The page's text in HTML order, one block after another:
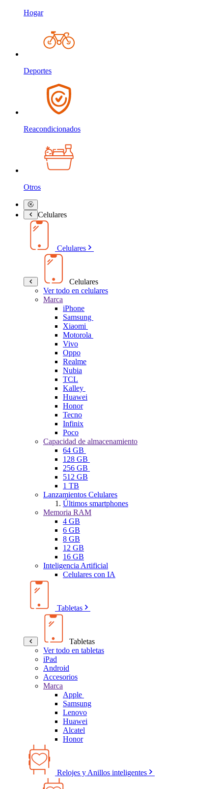
Hogar
Deportes
Reacondicionados
Otros
Celulares
Celulares
Celulares
Ver todo en celulares
Marca
iPhone
Samsung
Xiaomi
Motorola
Vivo
Oppo
Realme
Nubia
TCL
Kalley
Huawei
Honor
Tecno
Infinix
Poco
Capacidad de almacenamiento
64 GB
128 GB
256 GB
512 GB
1 TB
Lanzamientos Celulares
Últimos smartphones
Memoria RAM
4 GB
6 GB
8 GB
12 GB
16 GB
Inteligencia Artificial
Celulares con IA
Tabletas
Tabletas
Ver todo en tabletas
iPad
Android
Accesorios
Marca
Apple
Samsung
Lenovo
Huawei
Alcatel
Honor
Relojes y Anillos inteligentes